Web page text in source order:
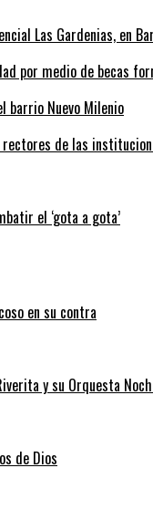
Las Gardenias, en
por medio de becas
barrio Nuevo Milenio
de las
el ‘gota a gota’
en su contra
y su Orquesta
de Dios